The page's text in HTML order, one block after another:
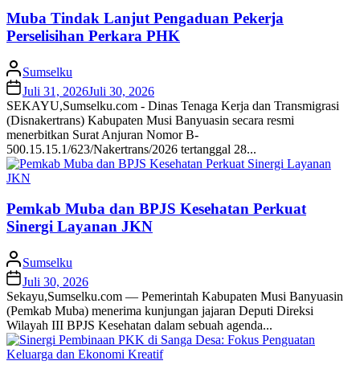
Muba Tindak Lanjut Pengaduan Pekerja
Perselisihan Perkara PHK
Sumselku
Juli 31, 2026Juli 30, 2026
SEKAYU,Sumselku.com - Dinas Tenaga Kerja dan Transmigrasi
(Disnakertrans) Kabupaten Musi Banyuasin secara resmi
menerbitkan Surat Anjuran Nomor B-
500.15.15.1/623/Nakertrans/2026 tertanggal 28...
Pemkab Muba dan BPJS Kesehatan Perkuat
Sinergi Layanan JKN
Sumselku
Juli 30, 2026
Sekayu,Sumselku.com — Pemerintah Kabupaten Musi Banyuasin
(Pemkab Muba) menerima kunjungan jajaran Deputi Direksi
Wilayah III BPJS Kesehatan dalam sebuah agenda...